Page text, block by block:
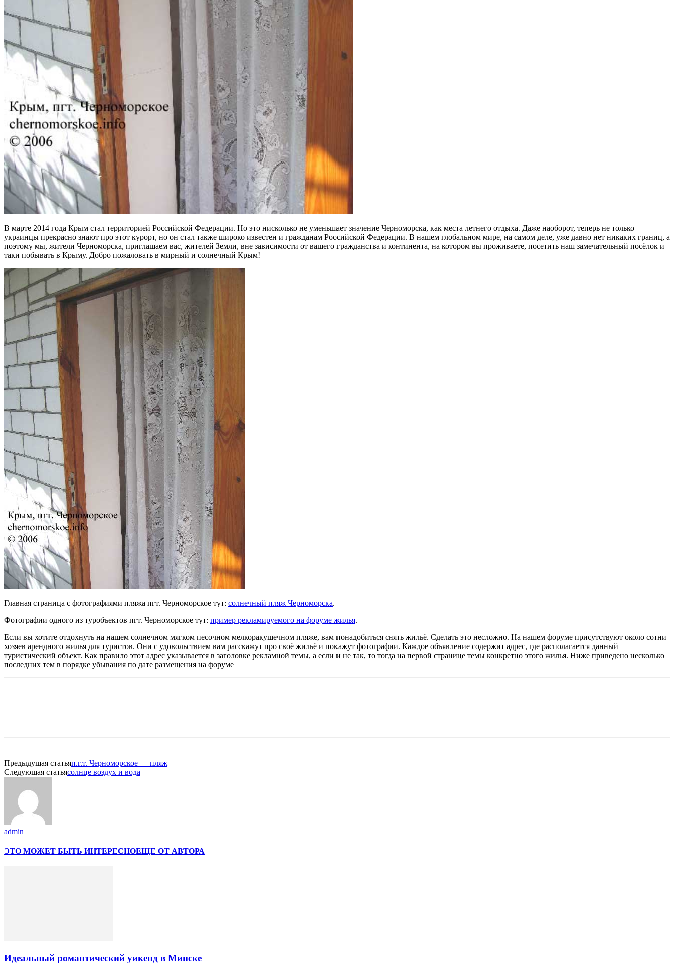
В марте 2014 года Крым стал территорией Российской Федерации. Но это нисколько не уменьшает значение Черноморска, как места летнего отдыха. Даже наоборот, теперь не только
украинцы прекрасно знают про этот курорт, но он стал также широко известен и гражданам Российской Федерации. В нашем глобальном мире, на самом деле, уже давно нет никаких границ, а
поэтому мы, жители Черноморска, приглашаем вас, жителей Земли, вне зависимости от вашего гражданства и континента, на котором вы проживаете, посетить наш замечательный посёлок и
таки побывать в Крыму. Добро пожаловать в мирный и солнечный Крым!
Главная страница с фотографиями пляжа пгт. Черноморское тут: солнечный пляж Черноморска.
Фотографии одного из туробъектов пгт. Черноморское тут: пример рекламируемого на форуме жилья.
Если вы хотите отдохнуть на нашем солнечном мягком песочном мелкоракушечном пляже, вам понадобиться снять жильё. Сделать это несложно. На нашем форуме присутствуют около сотни
хозяев арендного жилья для туристов. Они с удовольствием вам расскажут про своё жильё и покажут фотографии. Каждое объявление содержит адрес, где располагается данный
туристический объект. Как правило этот адрес указывается в заголовке рекламной темы, а если и не так, то тогда на первой странице темы конкретно этого жилья. Ниже приведено несколько
последних тем в порядке убывания по дате размещения на форуме
Предыдущая статьяп.г.т. Черноморское — пляж
Следующая статьясолнце воздух и вода
admin
ЭТО МОЖЕТ БЫТЬ ИНТЕРЕСНОЕЩЕ ОТ АВТОРА
Идеальный романтический уикенд в Минске